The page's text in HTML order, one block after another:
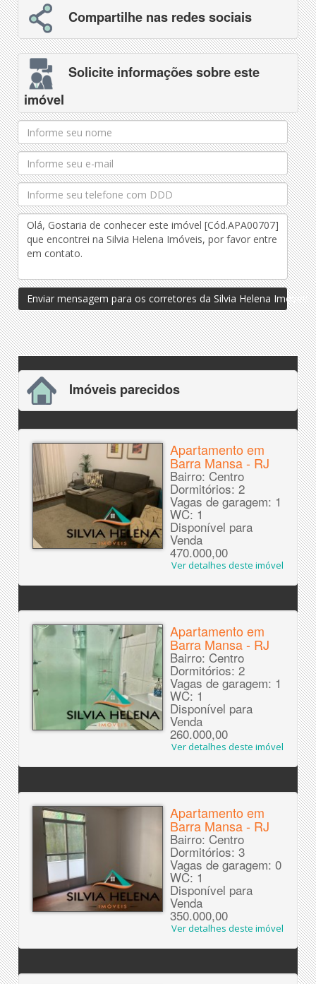
Compartilhe nas redes sociais
Solicite informações sobre este
imóvel
Enviar mensagem para os corretores da Silvia Helena Imóveis
Imóveis parecidos
Apartamento em
Barra Mansa - RJ
Bairro: Centro
Dormitórios: 2
Vagas de garagem: 1
WC: 1
Disponível para
Venda
470.000,00
Ver detalhes deste imóvel
Apartamento em
Barra Mansa - RJ
Bairro: Centro
Dormitórios: 2
Vagas de garagem: 1
WC: 1
Disponível para
Venda
260.000,00
Ver detalhes deste imóvel
Apartamento em
Barra Mansa - RJ
Bairro: Centro
Dormitórios: 3
Vagas de garagem: 0
WC: 1
Disponível para
Venda
350.000,00
Ver detalhes deste imóvel